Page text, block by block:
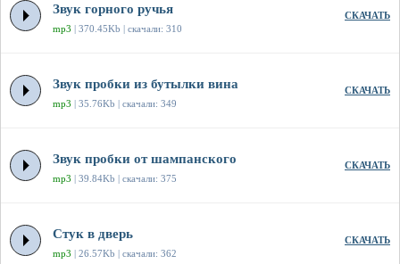
Звук горного ручья
mp3 | 370.45Kb | скачали: 310
СКАЧАТЬ
Звук пробки из бутылки вина
mp3 | 35.76Kb | скачали: 349
СКАЧАТЬ
Звук пробки от шампанского
mp3 | 39.84Kb | скачали: 375
СКАЧАТЬ
Стук в дверь
mp3 | 26.57Kb | скачали: 362
СКАЧАТЬ